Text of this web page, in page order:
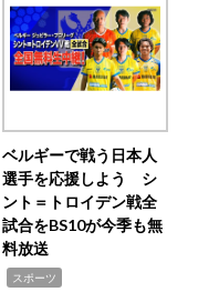
ベルギーで戦う日本人
選手を応援しよう シ
ント＝トロイデン戦全
試合をBS10が今季も無
料放送
スポーツ